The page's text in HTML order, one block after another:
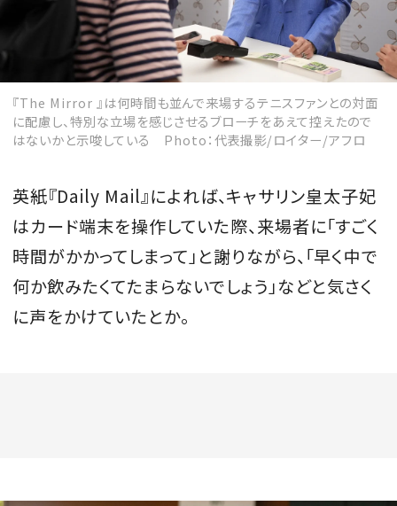
『The Mirror 』は何時間も並んで来場するテニスファンとの対面
に配慮し、特別な立場を感じさせるブローチをあえて控えたので
はないかと示唆している Photo：代表撮影/ロイター/アフロ
英紙『Daily Mail』によれば、キャサリン皇太子妃
はカード端末を操作していた際、来場者に「すごく
時間がかかってしまって」と謝りながら、「早く中で
何か飲みたくてたまらないでしょう」などと気さく
に声をかけていたとか。